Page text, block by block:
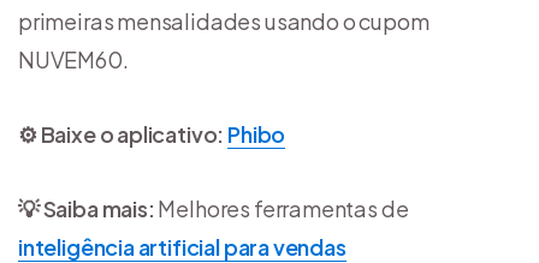
primeiras mensalidades usando o cupom
NUVEM60.
⚙️ Baixe o aplicativo: Phibo
💡 Saiba mais: Melhores ferramentas de
inteligência artificial para vendas